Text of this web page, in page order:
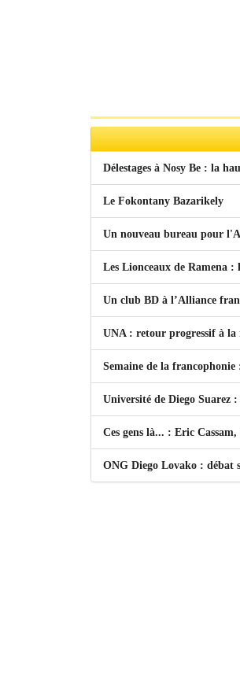
Délestages à Nosy Be : la
Le Fokontany Bazarikely
Un nouveau bureau pour
Les Lionceaux de Ramena :
Un club BD à l’Alliance
UNA : retour progressif à la
Semaine de la
Université de Diego Suarez
Ces gens là... : Eric
ONG Diego Lovako :